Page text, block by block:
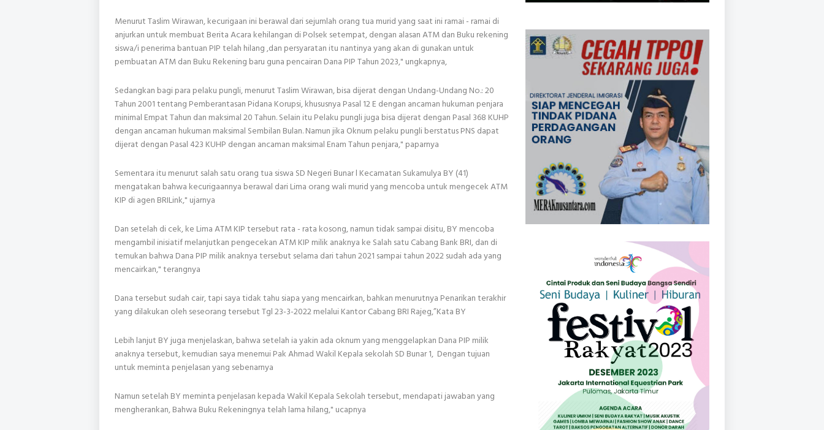
Menurut Taslim Wirawan, kecurigaan ini berawal dari sejumlah orang tua murid yang saat ini ramai - ramai di
anjurkan untuk membuat Berita Acara kehilangan di Polsek setempat, dengan alasan ATM dan Buku rekening
siswa/i penerima bantuan PIP telah hilang ,dan persyaratan itu nantinya yang akan di gunakan untuk
pembuatan ATM dan Buku Rekening baru guna pencairan Dana PIP Tahun 2023," ungkapnya,
Sedangkan bagi para pelaku pungli, menurut Taslim Wirawan, bisa dijerat dengan Undang-Undang No.: 20
Tahun 2001 tentang Pemberantasan Pidana Korupsi, khususnya Pasal 12 E dengan ancaman hukuman penjara
minimal Empat Tahun dan maksimal 20 Tahun. Selain itu Pelaku pungli juga bisa dijerat dengan Pasal 368 KUHP
dengan ancaman hukuman maksimal Sembilan Bulan. Namun jika Oknum pelaku pungli berstatus PNS dapat
dijerat dengan Pasal 423 KUHP dengan ancaman maksimal Enam Tahun penjara," paparnya
Sementara itu menurut salah satu orang tua siswa SD Negeri Bunar l Kecamatan Sukamulya BY (41)
mengatakan bahwa kecurigaannya berawal dari Lima orang wali murid yang mencoba untuk mengecek ATM
KIP di agen BRILink," ujarnya
Dan setelah di cek, ke Lima ATM KIP tersebut rata - rata kosong, namun tidak sampai disitu, BY mencoba
mengambil inisiatif melanjutkan pengecekan ATM KIP milik anaknya ke Salah satu Cabang Bank BRI, dan di
temukan bahwa Dana PIP milik anaknya tersebut selama dari tahun 2021 sampai tahun 2022 sudah ada yang
mencairkan," terangnya
Dana tersebut sudah cair, tapi saya tidak tahu siapa yang mencairkan, bahkan menurutnya Penarikan terakhir
yang dilakukan oleh seseorang tersebut Tgl 23-3-2022 melalui Kantor Cabang BRI Rajeg,”Kata BY
Lebih lanjut BY juga menjelaskan, bahwa setelah ia yakin ada oknum yang menggelapkan Dana PIP milik
anaknya tersebut, kemudian saya menemui Pak Ahmad Wakil Kepala sekolah SD Bunar 1, Dengan tujuan
untuk meminta penjelasan yang sebenarnya
Namun setelah BY meminta penjelasan kepada Wakil Kepala Sekolah tersebut, mendapati jawaban yang
mengherankan, Bahwa Buku Rekeningnya telah lama hilang," ucapnya